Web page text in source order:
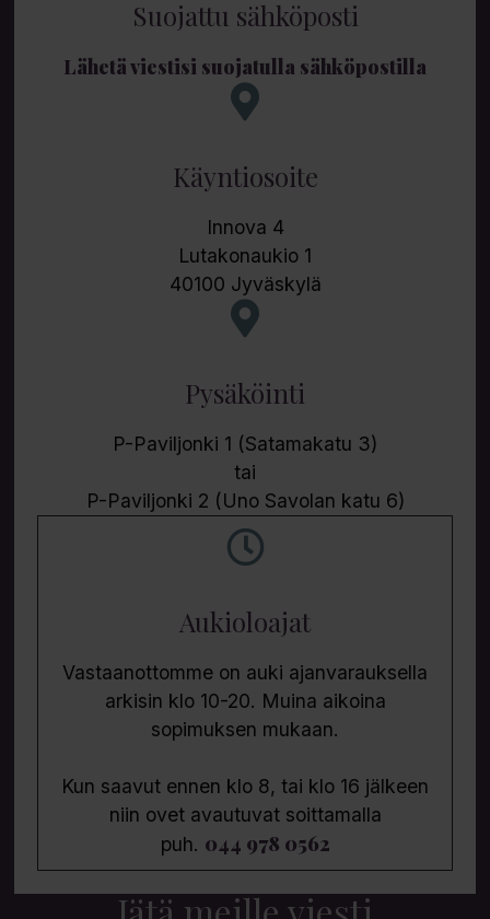
Suojattu sähköposti
Lähetä viestisi suojatulla sähköpostilla
Käyntiosoite
Innova 4
Lutakonaukio 1
40100 Jyväskylä
Pysäköinti
P-Paviljonki 1 (Satamakatu 3)
tai
P-Paviljonki 2 (Uno Savolan katu 6)
Aukioloajat
Vastaanottomme on auki ajanvarauksella
arkisin klo 10-20. Muina aikoina
sopimuksen mukaan.
Kun saavut ennen klo 8, tai klo 16 jälkeen
niin ovet avautuvat soittamalla
puh. 044 978 0562